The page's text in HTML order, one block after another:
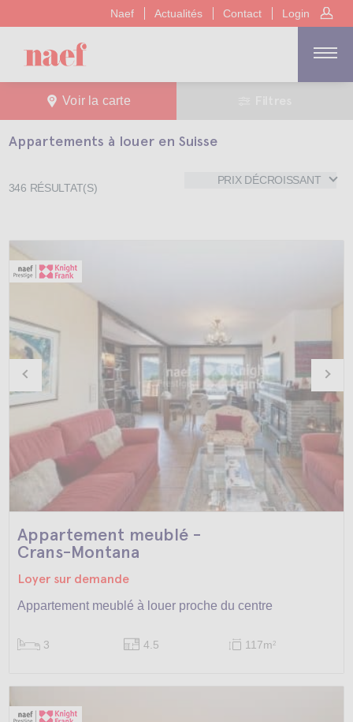
Naef Actualités Contact Login
Voir la carte
Appartements à louer en Suisse
346 RÉSULTAT(S)
PRIX DÉCROISSANT
Appartement meublé -
Crans-Montana
Loyer sur demande
Appartement meublé à louer proche du centre
3 4.5 117m2